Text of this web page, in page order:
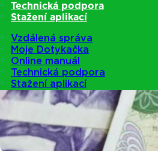
Technická podpora
Stažení aplikací
Vzdálená správa
Moje Dotykačka
Online manuál
Technická podpora
Stažení aplikací